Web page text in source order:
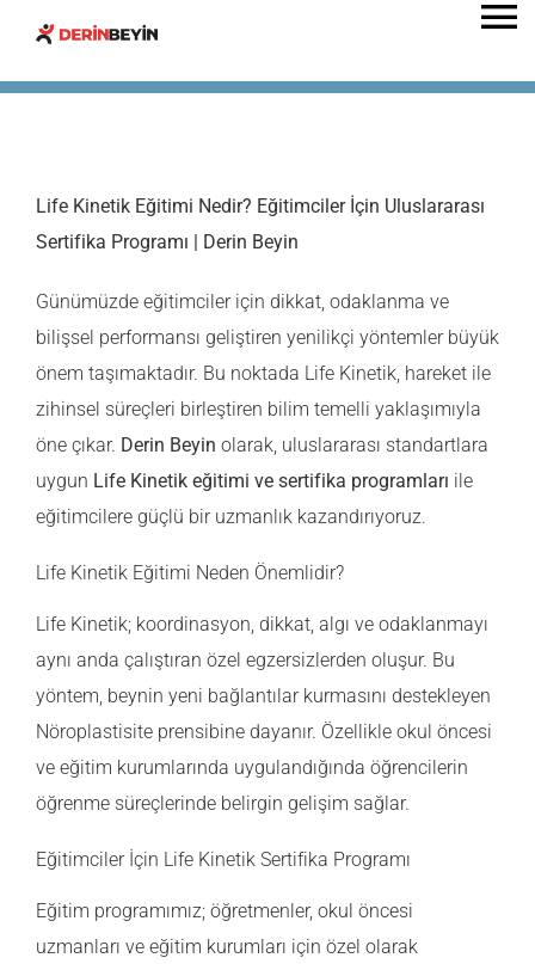
content
BEYİN OKULU
KAMPLAR
ETKİNLİKLER
GALERİ
İLETİŞİM
Life Kinetik Eğitimi Nedir? Eğitimciler İçin Uluslararası
Sertifika Programı | Derin Beyin
Günümüzde eğitimciler için dikkat, odaklanma ve
bilişsel performansı geliştiren yenilikçi yöntemler büyük
önem taşımaktadır. Bu noktada Life Kinetik, hareket ile
zihinsel süreçleri birleştiren bilim temelli yaklaşımıyla
öne çıkar. Derin Beyin olarak, uluslararası standartlara
uygun Life Kinetik eğitimi ve sertifika programları ile
eğitimcilere güçlü bir uzmanlık kazandırıyoruz.
Life Kinetik Eğitimi Neden Önemlidir?
Life Kinetik; koordinasyon, dikkat, algı ve odaklanmayı
aynı anda çalıştıran özel egzersizlerden oluşur. Bu
yöntem, beynin yeni bağlantılar kurmasını destekleyen
Nöroplastisite prensibine dayanır. Özellikle okul öncesi
ve eğitim kurumlarında uygulandığında öğrencilerin
öğrenme süreçlerinde belirgin gelişim sağlar.
Eğitimciler İçin Life Kinetik Sertifika Programı
Eğitim programımız; öğretmenler, okul öncesi
uzmanları ve eğitim kurumları için özel olarak